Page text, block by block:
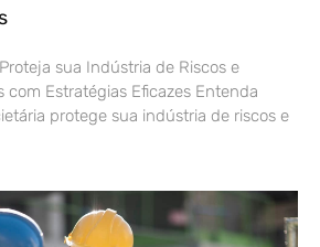
sua Indústria de Riscos e
com Estratégias Eficazes Entenda
protege sua indústria de riscos e